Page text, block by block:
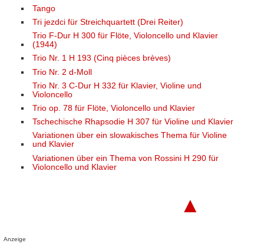
Tango
Tri jezdci für Streichquartett (Drei Reiter)
Trio F-Dur H 300 für Flöte, Violoncello und Klavier
(1944)
Trio Nr. 1 H 193 (Cinq pièces brèves)
Trio Nr. 2 d-Moll
Trio Nr. 3 C-Dur H 332 für Klavier, Violine und
Violoncello
Trio op. 78 für Flöte, Violoncello und Klavier
Tschechische Rhapsodie H 307 für Violine und Klavier
Variationen über ein slowakisches Thema für Violine
und Klavier
Variationen über ein Thema von Rossini H 290 für
Violoncello und Klavier
▲
Anzeige